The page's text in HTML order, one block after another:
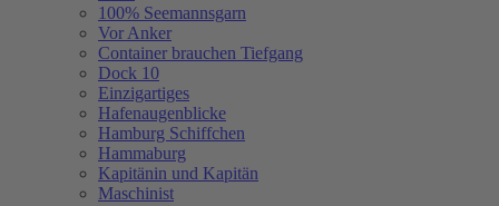
100% Seemannsgarn
Vor Anker
Container brauchen Tiefgang
Dock 10
Einzigartiges
Hafenaugen­blicke
Hamburg Schiffchen
Hammaburg
Kapitänin und Kapitän
Maschinist